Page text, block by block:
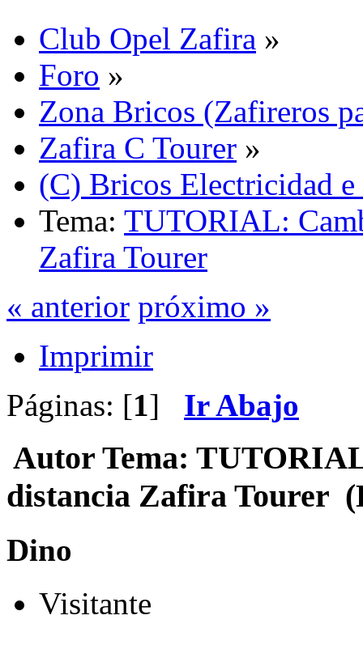
Club Opel Zafira »
Foro »
Zona Bricos (Zafireros
Zafira C Tourer »
(C) Bricos Electricidad
Tema: TUTORIAL:
Zafira Tourer
« anterior próximo »
Imprimir
Páginas: [1] Ir Abajo
Autor Tema:
distancia Zafira Tourer
Dino
Visitante